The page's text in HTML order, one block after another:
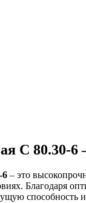
С 80.30-
6– это
Благодаря
способность